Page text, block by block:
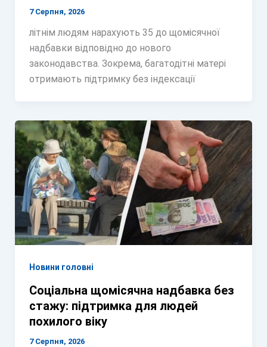
7 Серпня, 2026
літнім людям нарахують 35 до щомісячної
надбавки відповідно до нового
законодавства. Зокрема, багатодітні матері
отримають підтримку без індексації
Новини головні
Соціальна щомісячна надбавка без
стажу: підтримка для людей
похилого віку
7 Серпня, 2026